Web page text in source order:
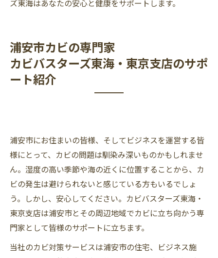
ズ東海はあなたの安心と健康をサポートします。
浦安市カビの専門家
カビバスターズ東海・東京支店のサポ
ート紹介
浦安市にお住まいの皆様、そしてビジネスを運営する皆
様にとって、カビの問題は馴染み深いものかもしれませ
ん。湿度の高い季節や海の近くに位置することから、カ
ビの発生は避けられないと感じている方もいるでしょ
う。しかし、安心してください。カビバスターズ東海・
東京支店は浦安市とその周辺地域でカビに立ち向かう専
門家として皆様のサポートに立ちます。
当社のカビ対策サービスは浦安市の住宅、ビジネス施